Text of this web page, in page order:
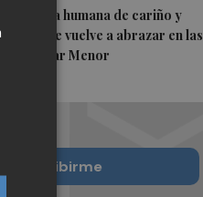
cadena humana de cariño y
se vuelve a abrazar en las
por el Mar Menor
suscribirme